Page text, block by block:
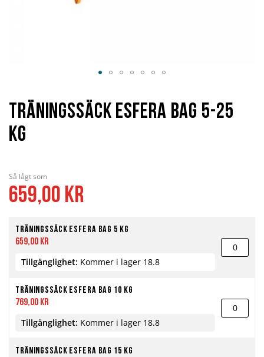
Så lågt som
659,00 kr
Träningssäck Esfera Bag 5 kg
659,00 kr
Tillgänglighet: Kommer i lager 18.8
Träningssäck Esfera Bag 10 kg
769,00 kr
Tillgänglighet: Kommer i lager 18.8
Träningssäck Esfera Bag 15 kg
Träningssäck Esfera Bag 5-25
kg
början
bildgalleriet